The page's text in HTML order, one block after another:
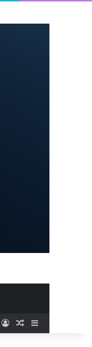
AccesoPublicación al